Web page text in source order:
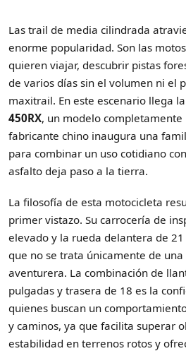
Las trail de media cilindrada
enorme popularidad. Son las
quieren viajar, descubrir pistas
de varios días sin el volumen ni el
maxitrail. En este escenario llega
450RX, un modelo completamente
fabricante chino inaugura una
para combinar un uso cotidiano
asfalto deja paso a la tierra.
La filosofía de esta motocicleta
primer vistazo. Su carrocería de
elevado y la rueda delantera de
que no se trata únicamente de
aventurera. La combinación de
pulgadas y trasera de 18 es la
quienes buscan un
y caminos, ya que facilita superar
estabilidad en terrenos rotos y